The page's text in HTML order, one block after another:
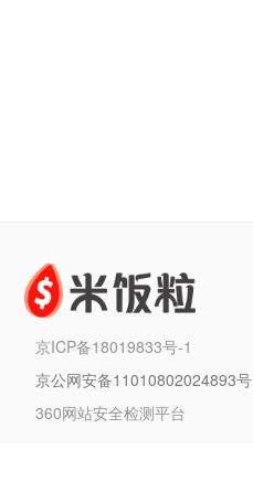
京ICP备18019833号-1
京公网安备11010802024893号
360网站安全检测平台